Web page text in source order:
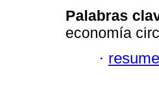
Palabras
economía
·